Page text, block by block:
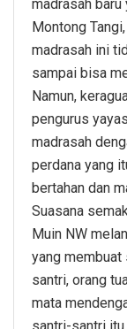
madrasah
Montong
madrasah ini
sampai bisa
Namun,
pengurus
madrasah
perdana yang
bertahan dan
Suasana
Muin NW
yang membuat
santri, orang
mata